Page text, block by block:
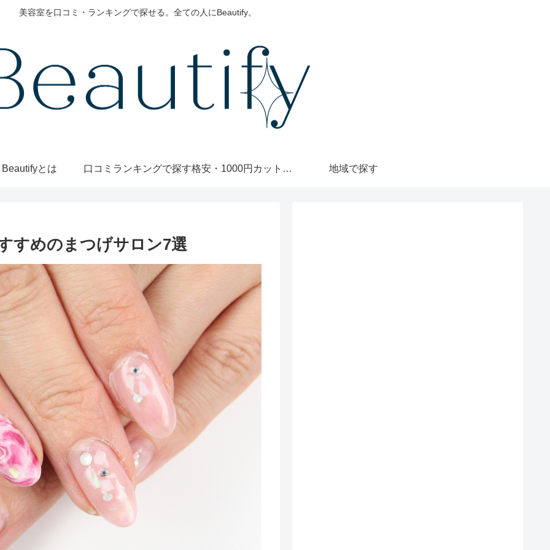
美容室を口コミ・ランキングで探せる。全ての人にBeautify。
Beautifyとは 口コミランキングで探す 格安・1000円カットで探す 地域で探す
すめのまつげサロン7選